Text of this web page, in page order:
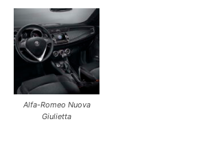
Alfa-Romeo Nuova
Giulietta